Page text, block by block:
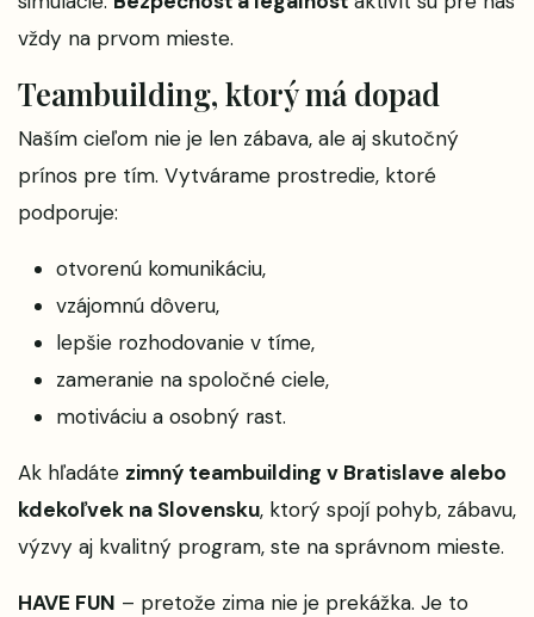
vždy na prvom mieste.
Teambuilding, ktorý má dopad
Naším cieľom nie je len zábava, ale aj skutočný
prínos pre tím. Vytvárame prostredie, ktoré
podporuje:
otvorenú komunikáciu,
vzájomnú dôveru,
lepšie rozhodovanie v tíme,
zameranie na spoločné ciele,
motiváciu a osobný rast.
Ak hľadáte zimný teambuilding v Bratislave alebo
kdekoľvek na Slovensku, ktorý spojí pohyb, zábavu,
výzvy aj kvalitný program, ste na správnom mieste.
HAVE FUN – pretože zima nie je prekážka. Je to